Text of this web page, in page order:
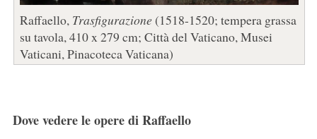
Raffaello, Trasfigurazione (1518-1520; tempera grassa
su tavola, 410 x 279 cm; Città del Vaticano, Musei
Vaticani, Pinacoteca Vaticana)
Dove vedere le opere di Raffaello